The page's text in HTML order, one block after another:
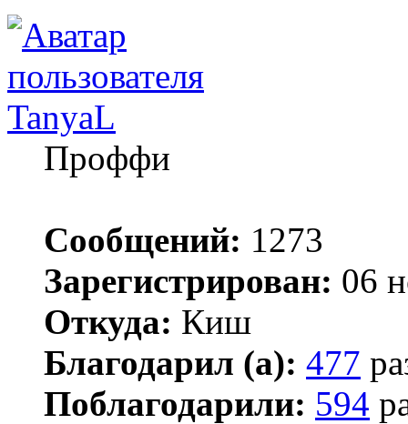
TanyaL
Проффи
Сообщений: 1273
Зарегистрирован: 06
Откуда: Киш
Благодарил (а): 477
Поблагодарили: 594